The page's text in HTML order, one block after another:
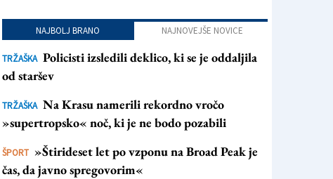
NAJBOLJ BRANO NAJNOVEJŠE NOVICE
TRŽAŠKA Policisti izsledili deklico, ki se je oddaljila
od staršev
TRŽAŠKA Na Krasu namerili rekordno vročo
»supertropsko« noč, ki je ne bodo pozabili
ŠPORT »Štirideset let po vzponu na Broad Peak je
čas, da javno spregovorim«